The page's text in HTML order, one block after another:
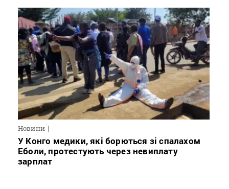
Новини
У Конго медики, які борються зі спалахом
Еболи, протестують через невиплату
зарплат